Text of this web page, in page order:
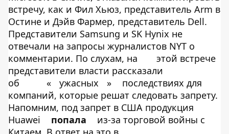
встречу, как и Фил Хьюз, представитель Arm в
Остине и Дэйв Фармер, представитель Dell.
Представители Samsung и SK Hynix не
отвечали на запросы журналистов NYT о
комментарии. По слухам, на
этой встрече
представители власти рассказали
об
« ужасных »
последствиях для
компаний, которые решат следовать запрету.
Напомним, под запрет в США продукция
Huawei
попала
из-за торговой войны с